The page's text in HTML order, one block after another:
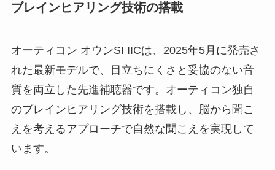
ブレインヒアリング技術の搭載
オーティコン オウンSI IICは、2025年5月に発売さ
れた最新モデルで、目立ちにくさと妥協のない音
質を両立した先進補聴器です。オーティコン独自
のブレインヒアリング技術を搭載し、脳から聞こ
えを考えるアプローチで自然な聞こえを実現して
います。